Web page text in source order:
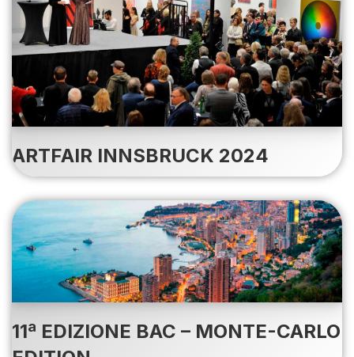
ARTFAIR INNSBRUCK 2024
11ª EDIZIONE BAC – MONTE-CARLO